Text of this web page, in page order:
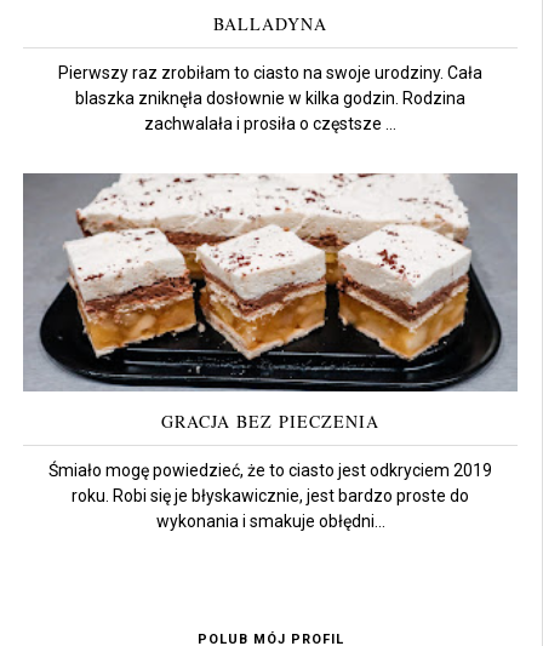
BALLADYNA
Pierwszy raz zrobiłam to ciasto na swoje urodziny. Cała
blaszka zniknęła dosłownie w kilka godzin. Rodzina
zachwalała i prosiła o częstsze ...
GRACJA BEZ PIECZENIA
Śmiało mogę powiedzieć, że to ciasto jest odkryciem 2019
roku. Robi się je błyskawicznie, jest bardzo proste do
wykonania i smakuje obłędni...
POLUB MÓJ PROFIL